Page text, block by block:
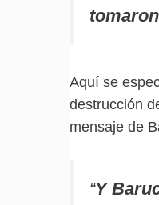
Aquí se
destrucción
mensaje de
“Y